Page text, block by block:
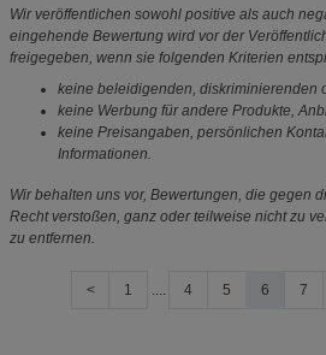
Wir veröffentlichen sowohl positive als auch
eingehende Bewertung wird vor der
freigegeben, wenn sie folgenden Kriterien
keine beleidigenden, diskriminierenden
keine Werbung für andere Produkte,
keine Preisangaben, persönlichen
Informationen.
Wir behalten uns vor, Bewertungen, die gegen
Recht verstoßen, ganz oder teilweise nicht zu
zu entfernen.
< 1 4 5 6 7